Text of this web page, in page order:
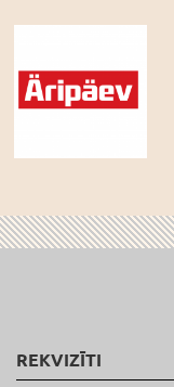
REKVIZĪTI